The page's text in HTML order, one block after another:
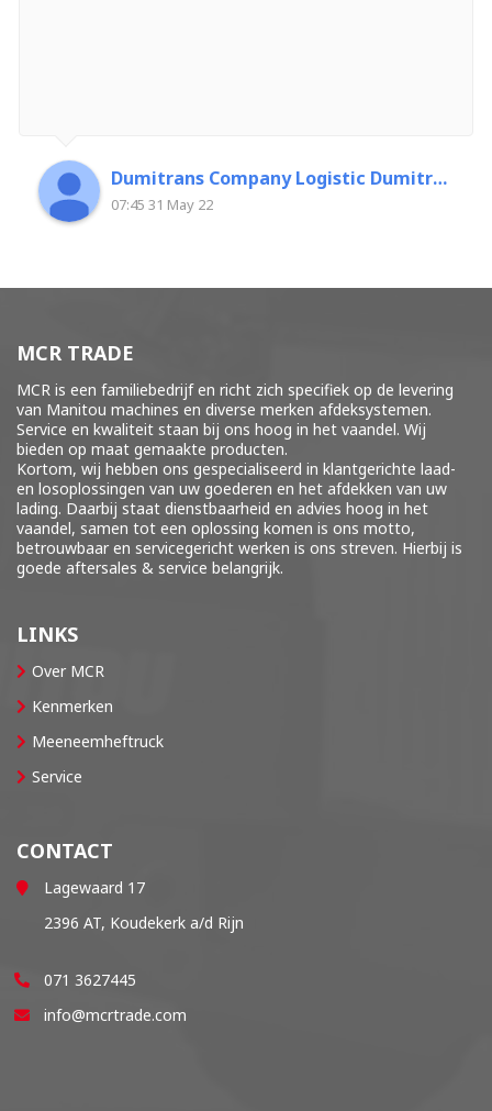
Dumitrans Company Logistic Dumitrascu Florin
07:45 31 May 22
MCR TRADE
MCR is een familiebedrijf en richt zich specifiek op de levering
van Manitou machines en diverse merken afdeksystemen.
Service en kwaliteit staan bij ons hoog in het vaandel. Wij
bieden op maat gemaakte producten.
Kortom, wij hebben ons gespecialiseerd in klantgerichte laad-
en losoplossingen van uw goederen en het afdekken van uw
lading. Daarbij staat dienstbaarheid en advies hoog in het
vaandel, samen tot een oplossing komen is ons motto,
betrouwbaar en servicegericht werken is ons streven. Hierbij is
goede aftersales & service belangrijk.
LINKS
Over MCR
Kenmerken
Meeneemheftruck
Service
CONTACT
Lagewaard 17
2396 AT, Koudekerk a/d Rijn
071 3627445
info@mcrtrade.com